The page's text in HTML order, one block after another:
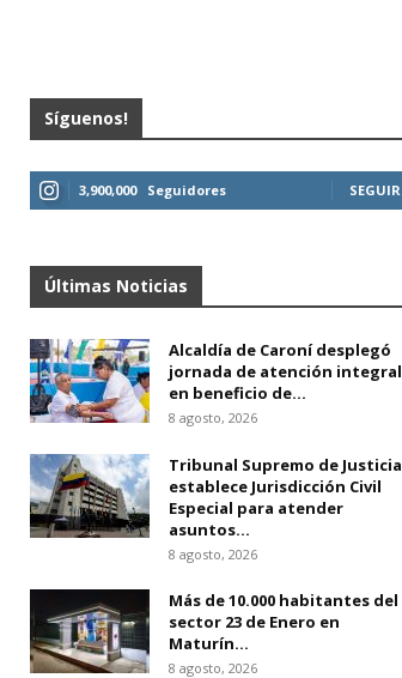
Síguenos!
3,900,000 Seguidores SEGUIR
Últimas Noticias
Alcaldía de Caroní desplegó
jornada de atención integral
en beneficio de...
8 agosto, 2026
Tribunal Supremo de Justicia
establece Jurisdicción Civil
Especial para atender
asuntos...
8 agosto, 2026
Más de 10.000 habitantes del
sector 23 de Enero en
Maturín...
8 agosto, 2026